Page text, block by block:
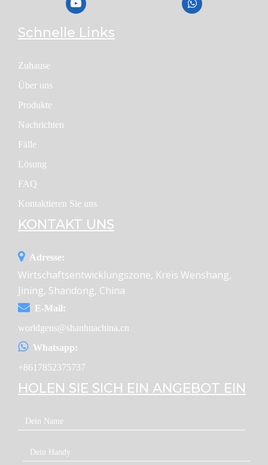
Schnelle Links
Zuhause
Über uns
Produkte
Nachrichten
Fälle
Lösung
FAQ
Kontaktieren Sie uns
KONTAKT UNS
Adresse:
Wirtschaftsentwicklungszone, Kreis Wenshang,
Jining, Shandong, China
E-Mail:
worldgens@shanhuachina.cn
Whatsapp:
+8617852375737
HOLEN SIE SICH EIN ANGEBOT EIN